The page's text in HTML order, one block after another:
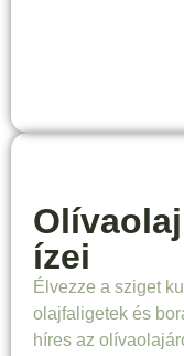
ízei
Élvezze a sziget
olajfaligetek és
híres az